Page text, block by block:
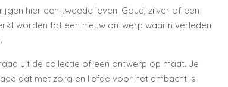
hier een tweede leven. Goud, zilver of een
worden tot een nieuw ontwerp waarin verleden
uit de collectie of een ontwerp op maat. Je
dat met zorg en liefde voor het ambacht is